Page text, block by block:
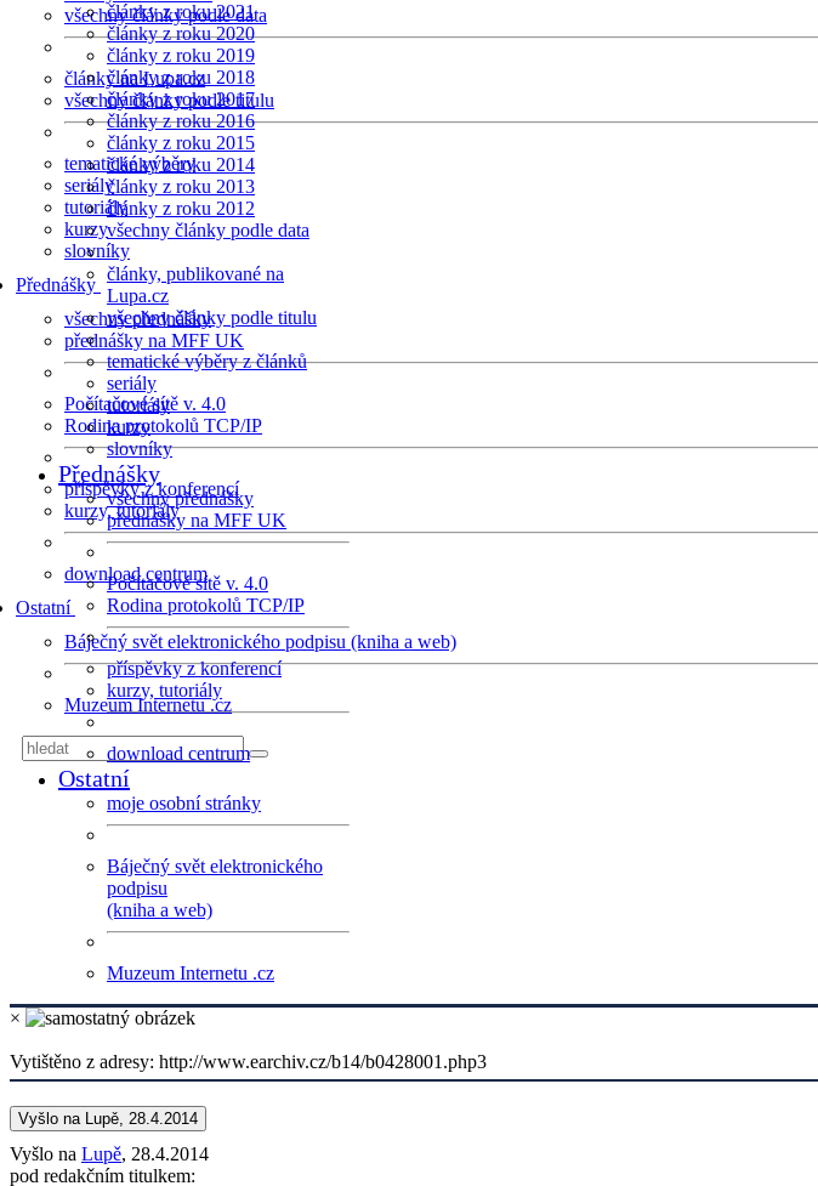
všechny články podle data
články na Lupa.cz
všechny články podle titulu
tematické výběry
seriály
tutoriály
kurzy
slovníky
Přednášky
všechny přednášky
přednášky na MFF UK
Počítačové sítě v. 4.0
Rodina protokolů TCP/IP
příspěvky z konferencí
kurzy, tutoriály
download centrum
Ostatní
Báječný svět elektronického podpisu (kniha a web)
Muzeum Internetu .cz
články z roku 2021
články z roku 2020
články z roku 2019
články z roku 2018
články z roku 2017
články z roku 2016
články z roku 2015
články z roku 2014
články z roku 2013
články z roku 2012
všechny články podle data
články, publikované na
Lupa.cz
všechny články podle titulu
tematické výběry z článků
seriály
tutoriály
kurzy
slovníky
Přednášky
všechny přednášky
přednášky na MFF UK
Počítačové sítě v. 4.0
Rodina protokolů TCP/IP
příspěvky z konferencí
kurzy, tutoriály
download centrum
Ostatní
moje osobní stránky
Báječný svět elektronického
podpisu
(kniha a web)
Muzeum Internetu .cz
×
Vytištěno z adresy: http://www.earchiv.cz/b14/b0428001.php3
Vyšlo na Lupě, 28.4.2014
Vyšlo na Lupě, 28.4.2014
pod redakčním titulkem: